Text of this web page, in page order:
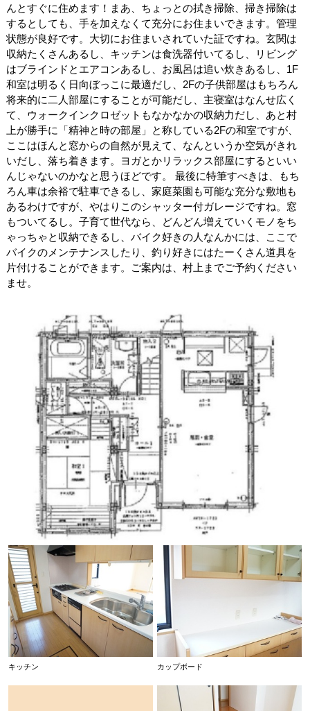
んとすぐに住めます！まあ、ちょっとの拭き掃除、掃き掃除は
するとしても、手を加えなくて充分にお住まいできます。管理
状態が良好です。大切にお住まいされていた証ですね。玄関は
収納たくさんあるし、キッチンは食洗器付いてるし、リビング
はブラインドとエアコンあるし、お風呂は追い炊きあるし、1F
和室は明るく日向ぼっこに最適だし、2Fの子供部屋はもちろん
将来的に二人部屋にすることが可能だし、主寝室はなんせ広く
て、ウォークインクロゼットもなかなかの収納力だし、あと村
上が勝手に「精神と時の部屋」と称している2Fの和室ですが、
ここはほんと窓からの自然が見えて、なんというか空気がきれ
いだし、落ち着きます。ヨガとかリラックス部屋にするといい
んじゃないのかなと思うほどです。 最後に特筆すべきは、もち
ろん車は余裕で駐車できるし、家庭菜園も可能な充分な敷地も
あるわけですが、やはりこのシャッター付ガレージですね。窓
もついてるし。子育て世代なら、どんどん増えていくモノをち
ゃっちゃと収納できるし、バイク好きの人なんかには、ここで
バイクのメンテナンスしたり、釣り好きにはたーくさん道具を
片付けることができます。ご案内は、村上までご予約ください
ませ。
キッチン カップボード